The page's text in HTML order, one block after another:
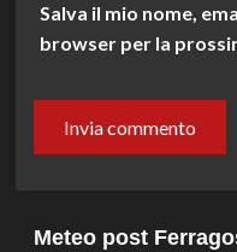
Salva il mio nome,
browser per la
Meteo post